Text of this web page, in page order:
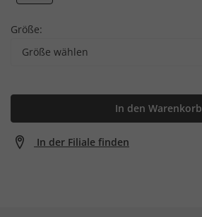
Größe:
Größe wählen
In den Warenkorb
In der Filiale finden